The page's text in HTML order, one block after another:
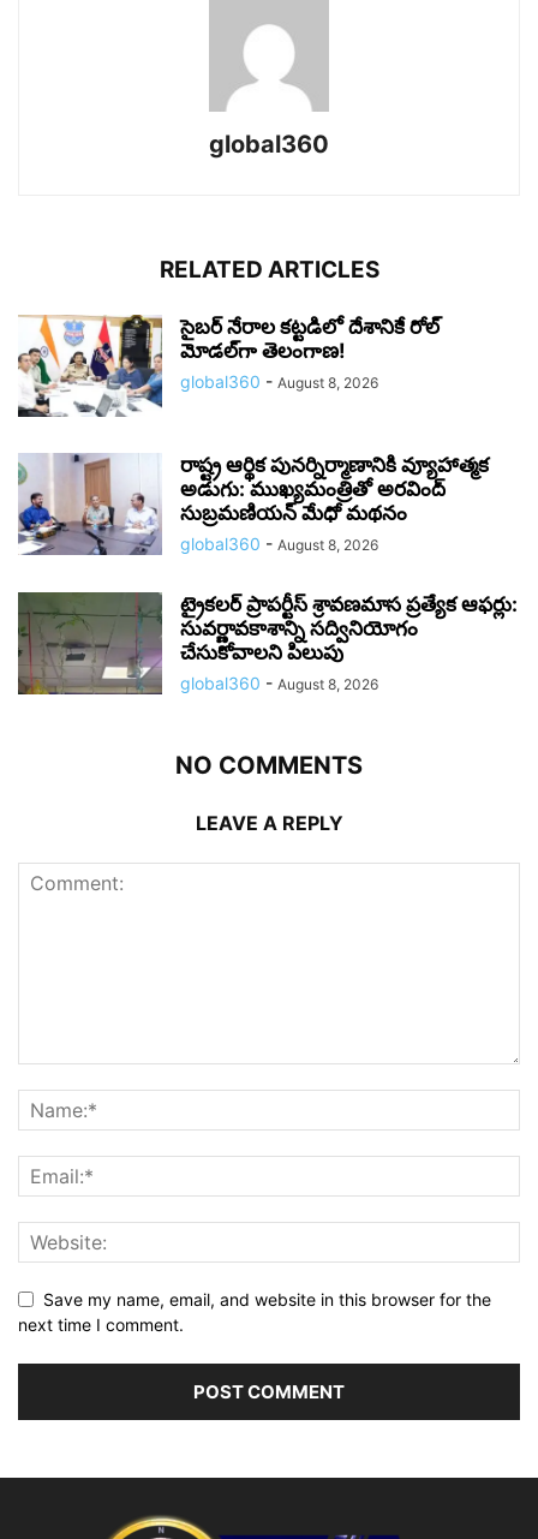
global360
RELATED ARTICLES
సైబర్ నేరాల కట్టడిలో దేశానికే రోల్‌
మోడల్‌గా తెలంగాణ!
global360 - August 8, 2026
రాష్ట్ర ఆర్థిక పునర్నిర్మాణానికి వ్యూహాత్మక
అడుగు: ముఖ్యమంత్రితో అరవింద్
సుబ్రమణియన్ మేధో మథనం
global360 - August 8, 2026
ట్రైకలర్ ప్రాపర్టీస్ శ్రావణమాస ప్రత్యేక ఆఫర్లు:
సువర్ణావకాశాన్ని సద్వినియోగం
చేసుకోవాలని పిలుపు
global360 - August 8, 2026
NO COMMENTS
LEAVE A REPLY
Save my name, email, and website in this browser for the
next time I comment.